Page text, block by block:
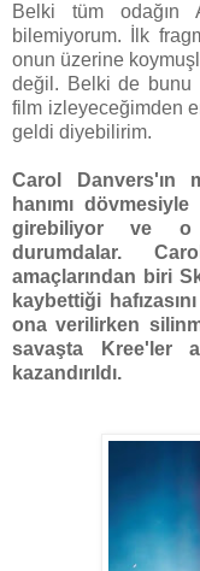
Belki tüm odağın
bilemiyorum. İlk
onun üzerine
değil. Belki de bunu
film izleyeceğimden
geldi diyebilirim.
Carol Danvers'ın
hanımı
girebiliyor ve o
durumdalar.
amaçlarından biri
kaybettiği
ona verilirken
savaşta Kree'ler
kazandırıldı.